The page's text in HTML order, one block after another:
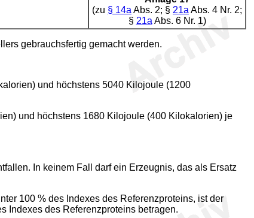
(zu § 14a Abs. 2; § 21a Abs. 4 Nr. 2;
§ 21a Abs. 6 Nr. 1)
gebrauchsfertig gemacht werden.
und höchstens 5040 Kilojoule (1200
und höchstens 1680 Kilojoule (400 Kilokalorien) je
In keinem Fall darf ein Erzeugnis, das als Ersatz
100 % des Indexes des Referenzproteins, ist der
Indexes des Referenzproteins betragen.